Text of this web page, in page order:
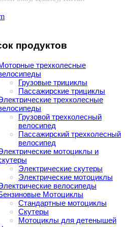
продуктов
трехколесные
Грузовые трициклы
Пассажирские трициклы
трехколесные
Грузовой трехколесный
велосипед
Пассажирский трехколесный
велосипед
мотоциклы и
Электрические скутеры
Электрические мотоциклы
велосипеды
Мотоциклы
Стандартные мотоциклы
Скутеры
Мотоциклы для детенышей